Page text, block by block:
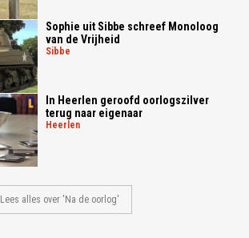
Sophie uit Sibbe schreef Monoloog
van de Vrijheid
sibbe
In Heerlen geroofd oorlogszilver
terug naar eigenaar
heerlen
Lees alles over 'Na de oorlog'